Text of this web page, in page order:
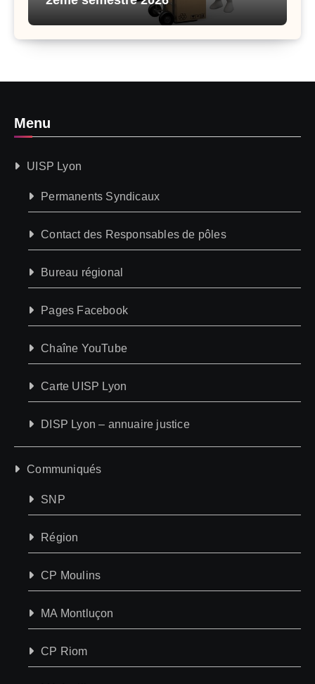
Menu
UISP Lyon
Permanents Syndicaux
Contact des Responsables de pôles
Bureau régional
Pages Facebook
Chaîne YouTube
Carte UISP Lyon
DISP Lyon – annuaire justice
Communiqués
SNP
Région
CP Moulins
MA Montluçon
CP Riom